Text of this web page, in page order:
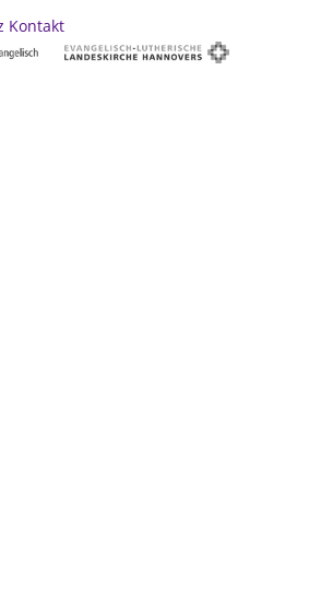
Kontakt